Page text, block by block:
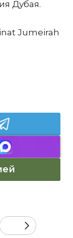
Дубая.
Jumeirah